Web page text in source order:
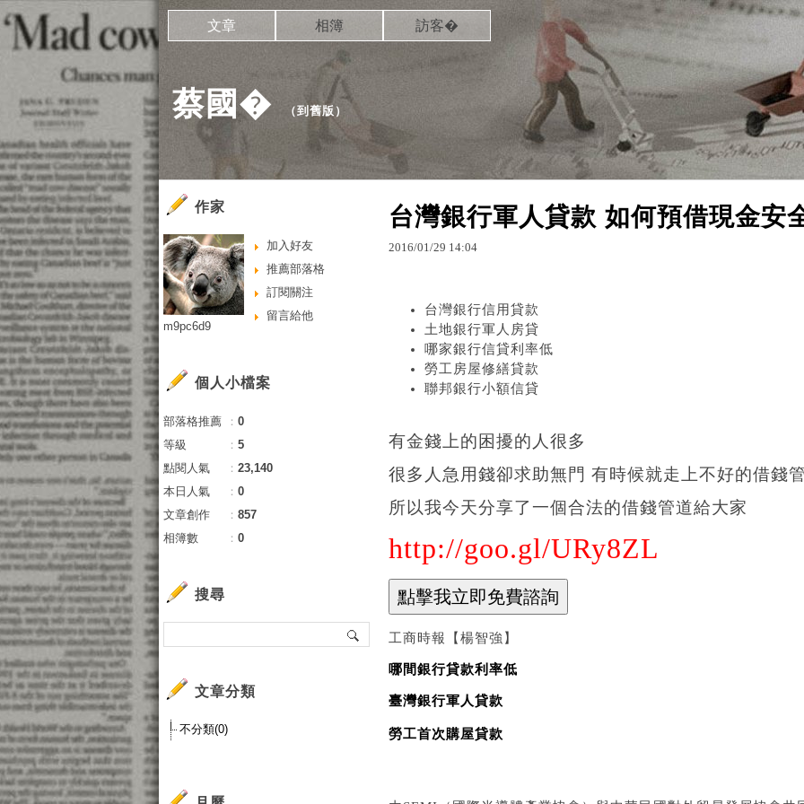
蔡國� （到舊版 ）
文章 相簿 訪客�
台灣銀行軍人貸款 如何預借現金安
2016/01/29 14:04
台灣銀行信用貸款
土地銀行軍人房貸
哪家銀行信貸利率低
勞工房屋修繕貸款
聯邦銀行小額信貸
有金錢上的困擾的人很多
很多人急用錢卻求助無門 有時候就走上不好的借錢
所以我今天分享了一個合法的借錢管道給大家
http://goo.gl/URy8ZL
工商時報【楊智強】
哪間銀行貸款利率低
臺灣銀行軍人貸款
勞工首次購屋貸款
作家
加入好友
推薦部落格
訂閱關注
留言給他
m9pc6d9
個人小檔案
部落格推薦 ： 0
等級
： 5
點閱人氣
： 23,140
本日人氣
： 0
文章創作
： 857
相簿數
： 0
搜尋
文章分類
不分類(0)